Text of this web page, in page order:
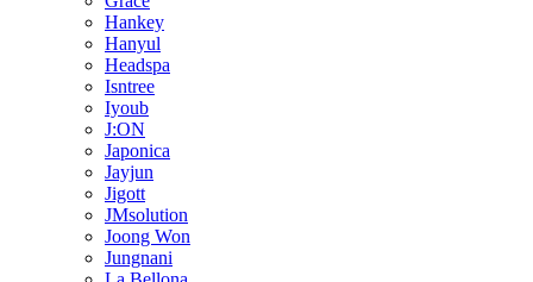
Hankey
Hanyul
Headspa
Isntree
Iyoub
J:ON
Japonica
Jayjun
Jigott
JMsolution
Joong Won
Jungnani